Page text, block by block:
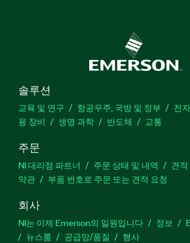
솔루션
교육 및 연구 항공우주, 국방 및 정부 전자
용 장비
생명 과학 반도체 교통
주문
NI 대리점 파트너 주문 상태 및 내역 견
약관
부품 번호로 주문 또는 견적 요청
회사
NI는 이제 Emerson의 일원입니다 정보
뉴스룸
공급망/품질 행사